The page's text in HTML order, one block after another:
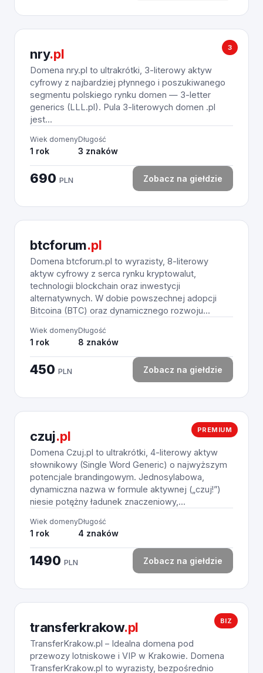
3
nry.pl
Domena nry.pl to ultrakrótki, 3-literowy aktyw
cyfrowy z najbardziej płynnego i poszukiwanego
segmentu polskiego rynku domen — 3-letter
generics (LLL.pl). Pula 3-literowych domen .pl
jest...
Wiek domeny
1 rok
Długość
3 znaków
690 PLN Zobacz na giełdzie
btcforum.pl
Domena btcforum.pl to wyrazisty, 8-literowy
aktyw cyfrowy z serca rynku kryptowalut,
technologii blockchain oraz inwestycji
alternatywnych. W dobie powszechnej adopcji
Bitcoina (BTC) oraz dynamicznego rozwoju...
Wiek domeny
1 rok
Długość
8 znaków
450 PLN Zobacz na giełdzie
PREMIUM
czuj.pl
Domena Czuj.pl to ultrakrótki, 4-literowy aktyw
słownikowy (Single Word Generic) o najwyższym
potencjale brandingowym. Jednosylabowa,
dynamiczna nazwa w formule aktywnej („czuj!”)
niesie potężny ładunek znaczeniowy,...
Wiek domeny
1 rok
Długość
4 znaków
1490 PLN Zobacz na giełdzie
BIZ
transferkrakow.pl
TransferKrakow.pl – Idealna domena pod
przewozy lotniskowe i VIP w Krakowie. Domena
TransferKrakow.pl to wyrazisty, bezpośrednio